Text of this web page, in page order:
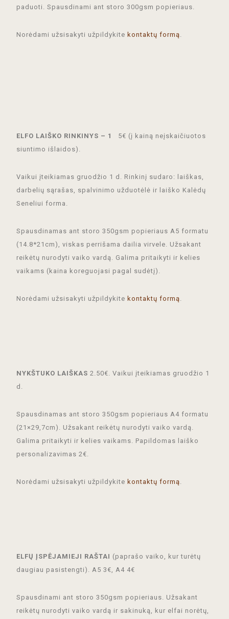
paduoti. Spausdinami ant storo 300gsm popieriaus.
Norėdami užsisakyti užpildykite kontaktų formą
ELFO LAIŠKO RINKINYS – 1
5€ (į kainą neįskaičiuotos
siuntimo išlaidos).
Vaikui įteikiamas gruodžio 1 d. Rinkinį sudaro: laiškas,
darbelių sąrašas, spalvinimo užduotėlė ir laiško Kalėdų
Seneliui forma.
Spausdinamas ant storo 350gsm popieriaus A5 formatu
(14.8*21cm), viskas perrišama dailia virvele. Užsakant
reikėtų nurodyti vaiko vardą. Galima pritaikyti ir kelies
vaikams (kaina koreguojasi pagal sudėtį).
Norėdami užsisakyti užpildykite kontaktų formą
NYKŠTUKO LAIŠKAS 2.50€. Vaikui įteikiamas gruodžio 1
d.
Spausdinamas ant storo 350gsm popieriaus A4 formatu
(21×29,7cm). Užsakant reikėtų nurodyti vaiko vardą.
Galima pritaikyti ir kelies vaikams. Papildomas laiško
personalizavimas 2€.
Norėdami užsisakyti užpildykite kontaktų formą
ELFŲ ĮSPĖJAMIEJI RAŠTAI (paprašo vaiko, kur turėtų
daugiau pasistengti). A5 3€, A4 4€
Spausdinami ant storo 350gsm popieriaus. Užsakant
reikėtų nurodyti vaiko vardą ir sakinuką, kur elfai norėtų,